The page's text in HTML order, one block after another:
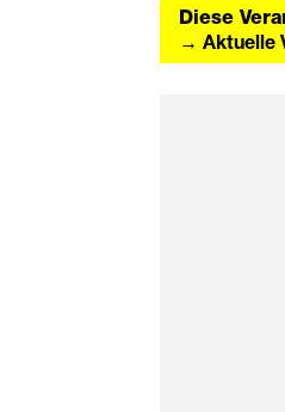
Diese
→ Aktuelle